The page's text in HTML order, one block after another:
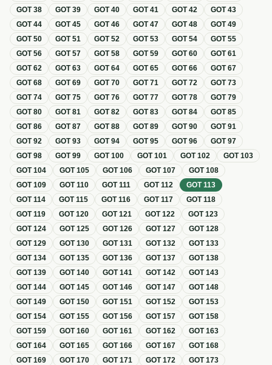
GOT38 GOT39 GOT40 GOT41 GOT42 GOT43
GOT44 GOT45 GOT46 GOT47 GOT48 GOT49
GOT50 GOT51 GOT52 GOT53 GOT54 GOT55
GOT56 GOT57 GOT58 GOT59 GOT60 GOT61
GOT62 GOT63 GOT64 GOT65 GOT66 GOT67
GOT68 GOT69 GOT70 GOT71 GOT72 GOT73
GOT74 GOT75 GOT76 GOT77 GOT78 GOT79
GOT80 GOT81 GOT82 GOT83 GOT84 GOT85
GOT86 GOT87 GOT88 GOT89 GOT90 GOT91
GOT92 GOT93 GOT94 GOT95 GOT96 GOT97
GOT98 GOT99 GOT100 GOT101 GOT102 GOT103
GOT104 GOT105 GOT106 GOT107 GOT108
GOT109 GOT110 GOT111 GOT112 GOT113
GOT114 GOT115 GOT116 GOT117 GOT118
GOT119 GOT120 GOT121 GOT122 GOT123
GOT124 GOT125 GOT126 GOT127 GOT128
GOT129 GOT130 GOT131 GOT132 GOT133
GOT134 GOT135 GOT136 GOT137 GOT138
GOT139 GOT140 GOT141 GOT142 GOT143
GOT144 GOT145 GOT146 GOT147 GOT148
GOT149 GOT150 GOT151 GOT152 GOT153
GOT154 GOT155 GOT156 GOT157 GOT158
GOT159 GOT160 GOT161 GOT162 GOT163
GOT164 GOT165 GOT166 GOT167 GOT168
GOT169 GOT170 GOT171 GOT172 GOT173